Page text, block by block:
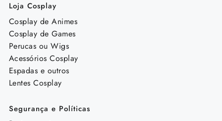
Loja Cosplay
Cosplay de Animes
Cosplay de Games
Perucas ou Wigs
Acessórios Cosplay
Espadas e outros
Lentes Cosplay
Segurança e Políticas